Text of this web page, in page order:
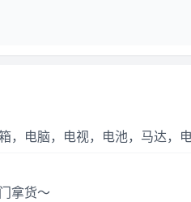
，电脑，电视，电池，马达，
拿货～